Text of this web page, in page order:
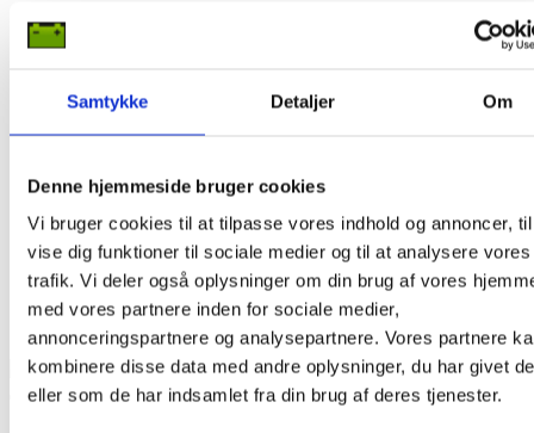
Samtykke Detaljer Om
Denne hjemmeside bruger cookies
Vi bruger cookies til at tilpasse vores indhold og annoncer,
vise dig funktioner til sociale medier og til at analysere vores
trafik. Vi deler også oplysninger om din brug af vores
med vores partnere inden for sociale medier,
annonceringspartnere og analysepartnere. Vores partnere
kombinere disse data med andre oplysninger, du har givet
eller som de har indsamlet fra din brug af deres tjenester.